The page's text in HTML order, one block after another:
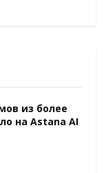
из более
на Astana AI